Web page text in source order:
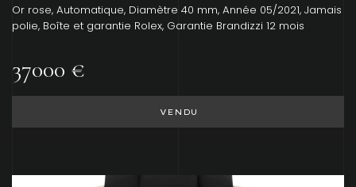
Or rose, Automatique, Diamètre 40 mm, Année 05/2021, Jamais
polie, Boîte et garantie Rolex, Garantie Brandizzi 12 mois
37000 €
VENDU